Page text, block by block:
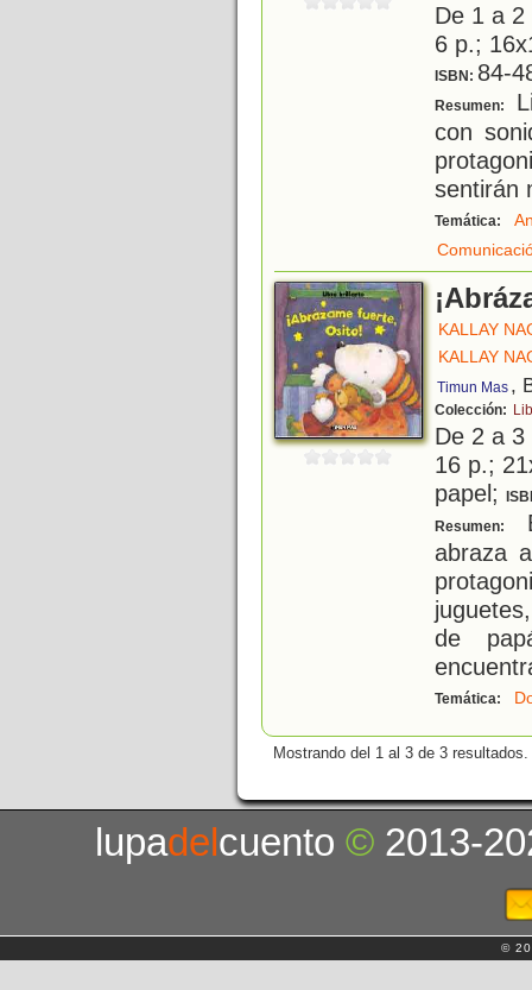
De 1 a
6 p.;
ISBN: 84-
Resumen:
con
sentirán
Temática:
KALLAY
KALLAY
Timun Mas ,
Colección:
De 2 a
16 p.;
papel;
Resumen:
abraza
de
Temática:
Mostrando del 1 al 3 de 3 resultados.
lupadelcuento© 2013-
©